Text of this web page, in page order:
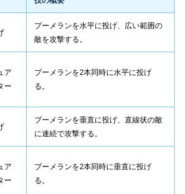
ブーメランを水平に投げ、広い範囲の
敵を攻撃する。
ア
ー
ブーメランを2本同時に水平に投げ
る。
ブーメランを垂直に投げ、直線状の敵
に連続で攻撃する。
ア
ー
ブーメランを2本同時に垂直に投げ
る。